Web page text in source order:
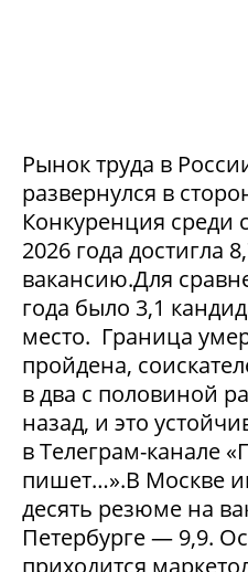
Рынок труда в
развернулся в
Конкуренция среди
2026 года достигла
вакансию.Для
года было 3,1
место. Граница
пройдена,
в два с половиной
назад, и это
в Телеграм-канале
пишет…».В Москве
десять резюме на
Петербурге — 9,9.
приходится